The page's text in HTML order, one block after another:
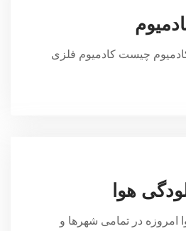
کادمیوم چیست کادمیوم فلزی
هوا
امروزه در تمامی شهرها و